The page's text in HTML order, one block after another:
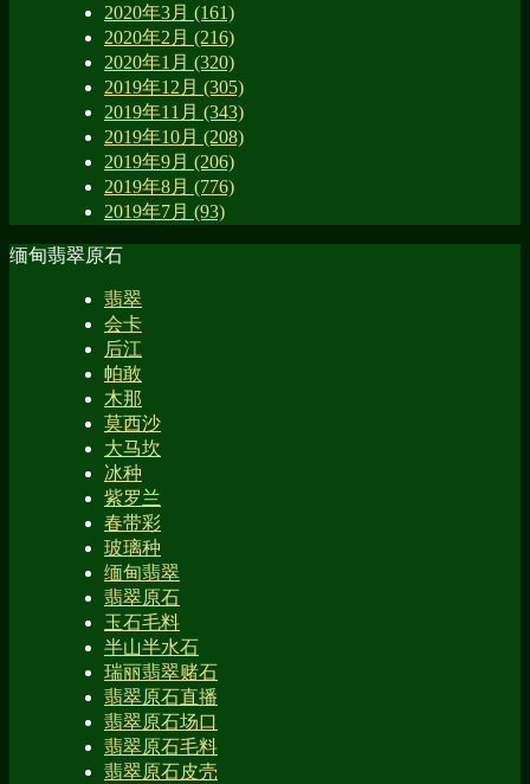
2020年3月 (161)
2020年2月 (216)
2020年1月 (320)
2019年12月 (305)
2019年11月 (343)
2019年10月 (208)
2019年9月 (206)
2019年8月 (776)
2019年7月 (93)
缅甸翡翠原石
翡翠
会卡
后江
帕敢
木那
莫西沙
大马坎
冰种
紫罗兰
春带彩
玻璃种
缅甸翡翠
翡翠原石
玉石毛料
半山半水石
瑞丽翡翠赌石
翡翠原石直播
翡翠原石场口
翡翠原石毛料
翡翠原石皮壳